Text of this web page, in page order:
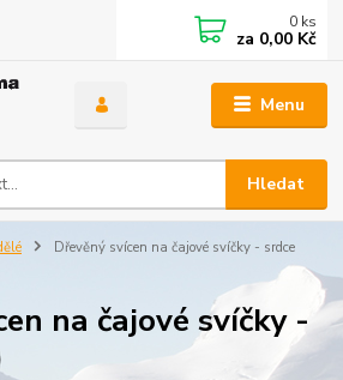
Menu
Hledat
0 ks
za 0,00 Kč
Dřevěný svícen na čajové svíčky - srdce
na čajové svíčky -